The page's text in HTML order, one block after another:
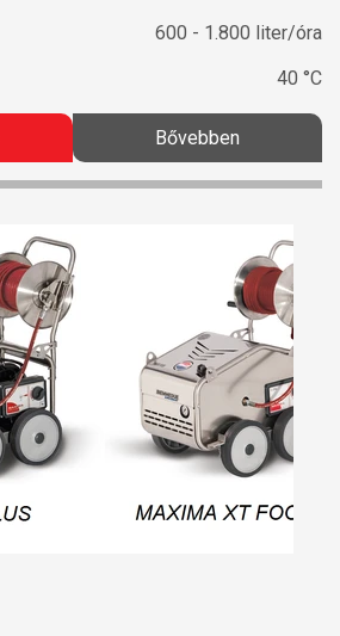
600 - 1.800 liter/óra
40 °C
Bővebben